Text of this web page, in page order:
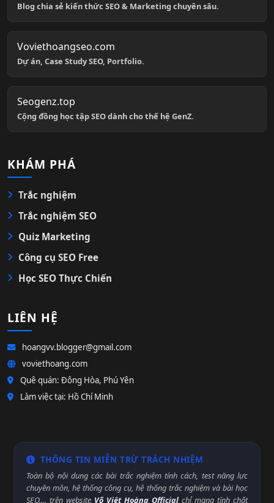
Blog chia sẻ kiến thức SEO & Marketing chuyên sâu.
Voviethoangseo.com
Dự án, Case Study SEO, Portfolio.
Seogenz.top
Cộng đồng học tập SEO dành cho thế hệ GenZ.
KHÁM PHÁ
Trắc nghiệm
Trắc nghiệm SEO
Quiz Marketing
Công cụ SEO Free
Học SEO Thực Chiến
LIÊN HỆ
hoangvv.blogger@gmail.com
voviethoang.com
Quê quán: Đông Hòa, Phú Yên
Làm việc tại: Hồ Chí Minh
THÔNG TIN MIỄN TRỪ TRÁCH NHIỆM
Toàn bộ nội dung các bài trắc nghiệm tính cách, test năng lực
chuyên môn, hệ thống công cụ, hệ thống trắc nghiệm và bài học
SEO,... trên website Võ Việt Hoàng Official chỉ mang tính chất